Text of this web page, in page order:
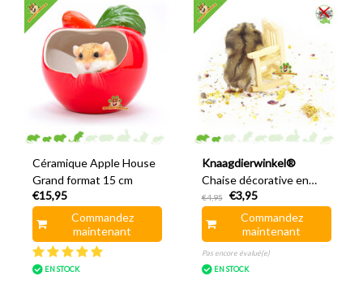
Céramique Apple House
Grand format 15 cm
€15,95
Commandez
maintenant
EN STOCK
Knaagdierwinkel®
Chaise décorative en
bois pour hamsters, 9 cm
€4,95
€3,95
Commandez
maintenant
Pas encore évalué(e)
EN STOCK